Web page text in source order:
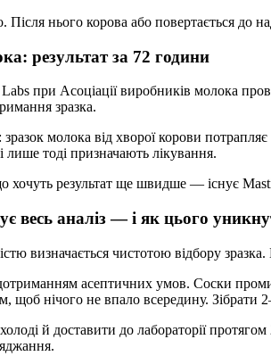
нього корова або повертається до
результат за 72 години
при Асоціації виробників молока
зразка.
молока від хворої корови
лише тоді призначають лікування.
хочуть результат ще швидше — існує
весь аналіз — і як цього
визначається чистотою відбору
асептичних умов. Соски
щоб нічого не впало всередину.
холоді й доставити до лабораторії